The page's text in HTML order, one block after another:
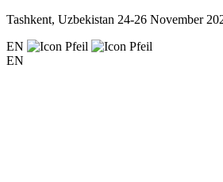
Tashkent, Uzbekistan 24-26 November
EN
EN